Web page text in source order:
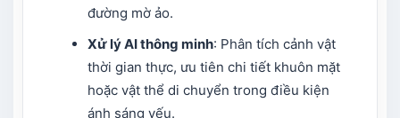
đường mờ ảo.
Xử lý AI thông minh: Phân tích cảnh vật
thời gian thực, ưu tiên chi tiết khuôn mặt
hoặc vật thể di chuyển trong điều kiện
ánh sáng yếu.